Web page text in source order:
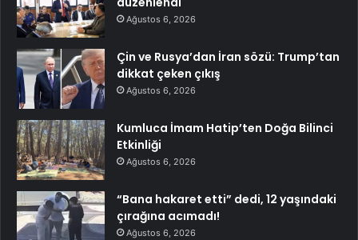
Ağustos 6, 2026
Çin ve Rusya’dan İran sözü: Trump’tan
dikkat çeken çıkış
Ağustos 6, 2026
Kumluca İmam Hatip’ten Doğa Bilinci
Etkinliği
Ağustos 6, 2026
“Bana hakaret etti” dedi, 12 yaşındaki
çırağına acımadı!
Ağustos 6, 2026